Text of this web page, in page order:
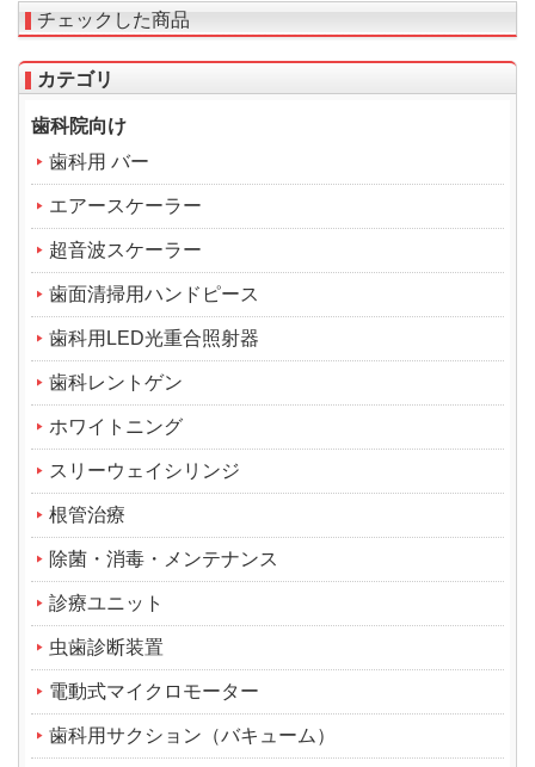
チェックした商品
カテゴリ
歯科院向け
歯科用 バー
エアースケーラー
超音波スケーラー
歯面清掃用ハンドピース
歯科用LED光重合照射器
歯科レントゲン
ホワイトニング
スリーウェイシリンジ
根管治療
除菌・消毒・メンテナンス
診療ユニット
虫歯診断装置
電動式マイクロモーター
歯科用サクション（バキューム）